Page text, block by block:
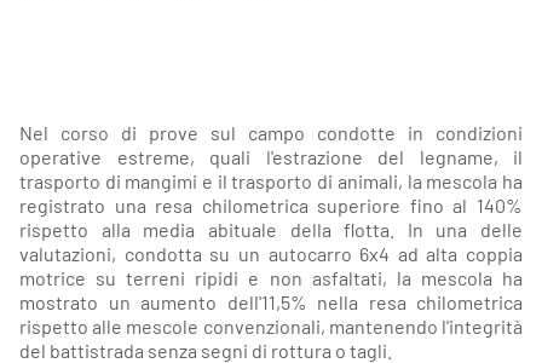
Nel corso di prove sul campo condotte in condizioni
operative estreme, quali l'estrazione del legname, il
trasporto di mangimi e il trasporto di animali, la mescola ha
registrato una resa chilometrica superiore fino al 140%
rispetto alla media abituale della flotta. In una delle
valutazioni, condotta su un autocarro 6x4 ad alta coppia
motrice su terreni ripidi e non asfaltati, la mescola ha
mostrato un aumento dell'11,5% nella resa chilometrica
rispetto alle mescole convenzionali, mantenendo l'integrità
del battistrada senza segni di rottura o tagli.